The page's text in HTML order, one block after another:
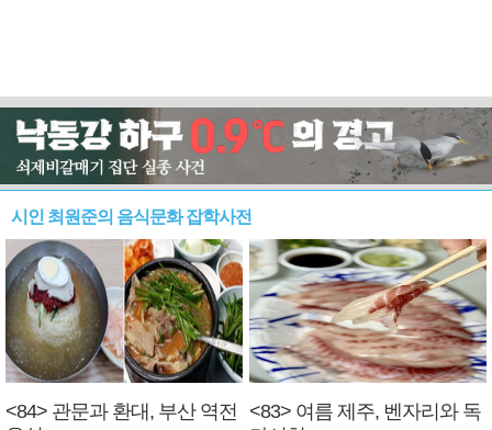
시인 최원준의 음식문화 잡학사전
<84> 관문과 환대, 부산 역전
<83> 여름 제주, 벤자리와 독